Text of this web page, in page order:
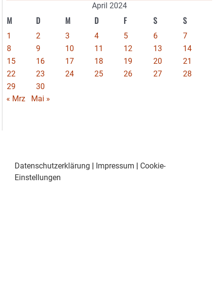
April 2024
M D M D F S S
1 2 3 4 5 6
7
8
9 10 11 12 13
14
15
16 17 18 19 20
21
22
23 24 25 26 27
28
29
30
« Mrz
Mai »
Datenschutzerklärung | Impressum | Cookie-
Einstellungen